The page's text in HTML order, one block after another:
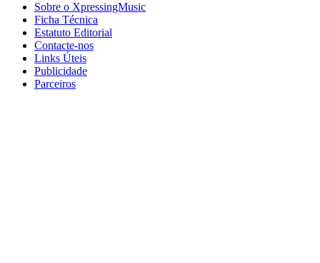
Sobre o XpressingMusic
Ficha Técnica
Estatuto Editorial
Contacte-nos
Links Úteis
Publicidade
Parceiros